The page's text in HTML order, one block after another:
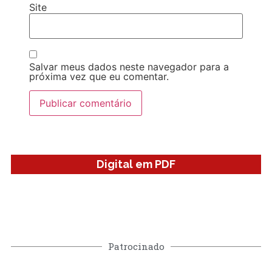
Site
Salvar meus dados neste navegador para a
próxima vez que eu comentar.
Digital em PDF
Patrocinado